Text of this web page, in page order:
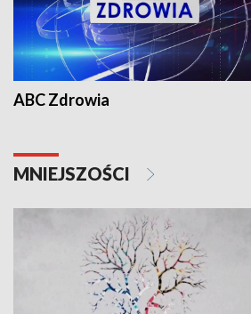
ABC Zdrowia
MNIEJSZOŚCI